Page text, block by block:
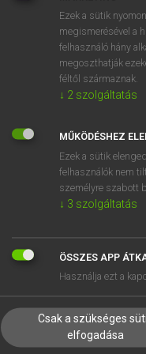
EGYÉNI FELHASZNÁLÓKNAK
TANULÓKNAK
VÁLLALATI MEGOLDÁSOK
Ezek a sütik
megismerésével a
felhasználó hány
megoszthatják
féltől származnak.
↓ 2 szolgáltatás
MŰKÖDÉSHEZ
Ezek a sütik
felhasználók nem
személyre szabott
↓ 3 szolgáltatás
ÖSSZES APP
Használja ezt a
Csak a szükséges
elfogadása